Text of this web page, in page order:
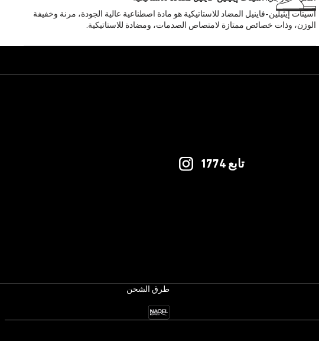
أسيتات إيثيلين-فاينيل المضاد للاستاتيكية هو مادة اصطناعية عالية الجودة، مرنة وخفيفة
الوزن، وذات خصائص ممتازة لامتصاص الصدمات، ومضادة للاستاتيكية.
تابع 1774
طرق الشحن